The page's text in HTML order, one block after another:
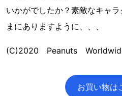
いかがでしたか？素敵なキャ
まにありますように、、、
(C)2020 Peanuts
お買い物は